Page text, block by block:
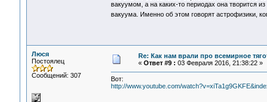
вакуумом, а на каких-то периодах она творится
вакуума. Именно об этом говорят астрофизики,
Люся
Постоялец
Сообщений: 307
Re: Как нам врали про всемирное
« Ответ #9 : 03 Февраля 2016, 21:38:22 »
Вот:
http://www.youtube.com/